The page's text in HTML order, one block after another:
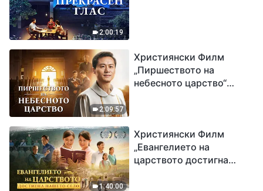
2:00:19
2:09:57
Християнски Филм
„Пиршеството на
небесното царство“
1:40:00
Християнски Филм
„Евангелието на
царството достигна